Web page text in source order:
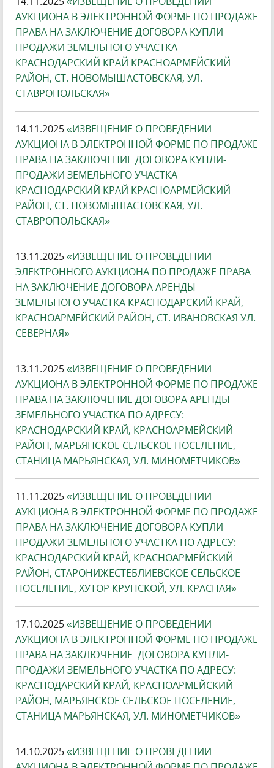
АУКЦИОНА В ЭЛЕКТРОННОЙ ФОРМЕ ПО ПРОДАЖЕ
ПРАВА НА ЗАКЛЮЧЕНИЕ ДОГОВОРА КУПЛИ-
ПРОДАЖИ ЗЕМЕЛЬНОГО УЧАСТКА
КРАСНОДАРСКИЙ КРАЙ КРАСНОАРМЕЙСКИЙ
РАЙОН, СТ. НОВОМЫШАСТОВСКАЯ, УЛ.
СТАВРОПОЛЬСКАЯ»
14.11.2025«ИЗВЕЩЕНИЕ О ПРОВЕДЕНИИ
АУКЦИОНА В ЭЛЕКТРОННОЙ ФОРМЕ ПО ПРОДАЖЕ
ПРАВА НА ЗАКЛЮЧЕНИЕ ДОГОВОРА КУПЛИ-
ПРОДАЖИ ЗЕМЕЛЬНОГО УЧАСТКА
КРАСНОДАРСКИЙ КРАЙ КРАСНОАРМЕЙСКИЙ
РАЙОН, СТ. НОВОМЫШАСТОВСКАЯ, УЛ.
СТАВРОПОЛЬСКАЯ»
13.11.2025«ИЗВЕЩЕНИЕ О ПРОВЕДЕНИИ
ЭЛЕКТРОННОГО АУКЦИОНА ПО ПРОДАЖЕ ПРАВА
НА ЗАКЛЮЧЕНИЕ ДОГОВОРА АРЕНДЫ
ЗЕМЕЛЬНОГО УЧАСТКА КРАСНОДАРСКИЙ КРАЙ,
КРАСНОАРМЕЙСКИЙ РАЙОН, СТ. ИВАНОВСКАЯ УЛ.
СЕВЕРНАЯ»
13.11.2025«ИЗВЕЩЕНИЕ О ПРОВЕДЕНИИ
АУКЦИОНА В ЭЛЕКТРОННОЙ ФОРМЕ ПО ПРОДАЖЕ
ПРАВА НА ЗАКЛЮЧЕНИЕ ДОГОВОРА АРЕНДЫ
ЗЕМЕЛЬНОГО УЧАСТКА ПО АДРЕСУ:
КРАСНОДАРСКИЙ КРАЙ, КРАСНОАРМЕЙСКИЙ
РАЙОН, МАРЬЯНСКОЕ СЕЛЬСКОЕ ПОСЕЛЕНИЕ,
СТАНИЦА МАРЬЯНСКАЯ, УЛ. МИНОМЕТЧИКОВ»
11.11.2025«ИЗВЕЩЕНИЕ О ПРОВЕДЕНИИ
АУКЦИОНА В ЭЛЕКТРОННОЙ ФОРМЕ ПО ПРОДАЖЕ
ПРАВА НА ЗАКЛЮЧЕНИЕ ДОГОВОРА КУПЛИ-
ПРОДАЖИ ЗЕМЕЛЬНОГО УЧАСТКА ПО АДРЕСУ:
КРАСНОДАРСКИЙ КРАЙ, КРАСНОАРМЕЙСКИЙ
РАЙОН, СТАРОНИЖЕСТЕБЛИЕВСКОЕ СЕЛЬСКОЕ
ПОСЕЛЕНИЕ, ХУТОР КРУПСКОЙ, УЛ. КРАСНАЯ»
17.10.2025«ИЗВЕЩЕНИЕ О ПРОВЕДЕНИИ
АУКЦИОНА В ЭЛЕКТРОННОЙ ФОРМЕ ПО ПРОДАЖЕ
ПРАВА НА ЗАКЛЮЧЕНИЕ ДОГОВОРА КУПЛИ-
ПРОДАЖИ ЗЕМЕЛЬНОГО УЧАСТКА ПО АДРЕСУ:
КРАСНОДАРСКИЙ КРАЙ, КРАСНОАРМЕЙСКИЙ
РАЙОН, МАРЬЯНСКОЕ СЕЛЬСКОЕ ПОСЕЛЕНИЕ,
СТАНИЦА МАРЬЯНСКАЯ, УЛ. МИНОМЕТЧИКОВ»
14.10.2025«ИЗВЕЩЕНИЕ О ПРОВЕДЕНИИ